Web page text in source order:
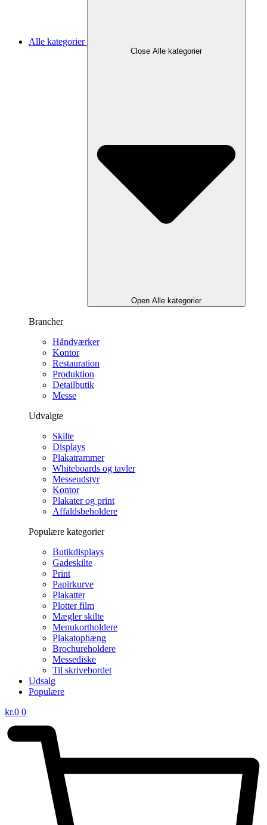
Alle kategorier
Close Alle kategorier
Open Alle kategorier
Brancher
Håndværker
Kontor
Restauration
Produktion
Detailbutik
Messe
Udvalgte
Skilte
Displays
Plakatrammer
Whiteboards og tavler
Messeudstyr
Kontor
Plakater og print
Affaldsbeholdere
Populære kategorier
Butikdisplays
Gadeskilte
Print
Papirkurve
Plakatter
Plotter film
Mægler skilte
Menukortholdere
Plakatophæng
Brochureholdere
Messediske
Til skrivebordet
Udsalg
Populære
kr.0 0